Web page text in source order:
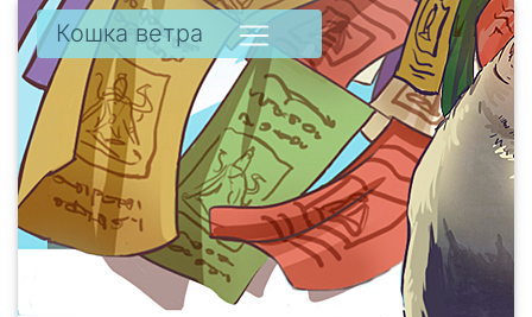
Кошка ветра